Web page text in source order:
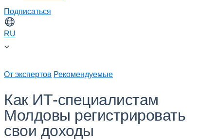
Подписаться
RU
От экспертов Рекомендуемые
Как ИТ-специалистам
Молдовы регистрировать
свои доходы